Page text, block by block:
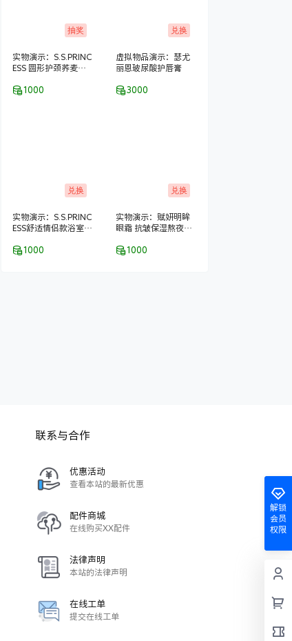
抽奖
实物演示：S.S.PRINC
ESS 圆形护颈荞麦保
1000
兑换
虚拟物品演示：瑟尤
丽恩玻尿酸护唇膏
3000
兑换
实物演示：S.S.PRINC
ESS舒适情侣款浴室拖
1000
兑换
实物演示：赋妍明眸
眼霜 抗皱保湿熬夜去
1000
解锁
会员
权限
联系与合作
优惠活动
查看本站的最新优惠
配件商城
在线购买XX配件
法律声明
本站的法律声明
在线工单
提交在线工单